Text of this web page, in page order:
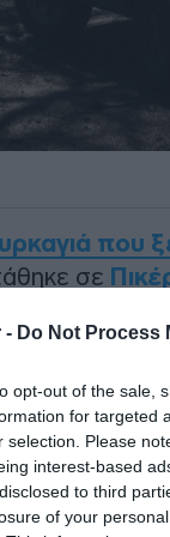
- Do Not Process
opt-out of the sale,
for targeted
selection. Please
interest-based
to third
of your
που
σε
με 8
και
το ένα